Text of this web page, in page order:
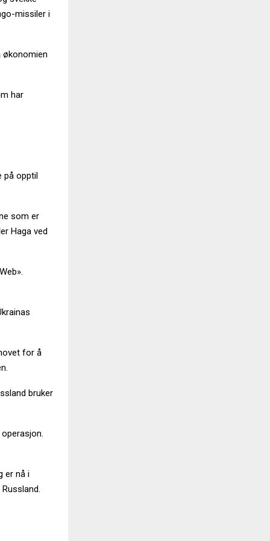
missiler i
økonomien
har
på opptil
som er
Haga ved
for å
bruker
er nå i